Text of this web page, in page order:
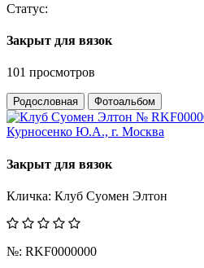
Статус:
Закрыт для вязок
101 просмотров
Родословная Фотоальбом
Закрыт для вязок
Кличка: Клуб Суомен Элтон
№: RKF0000000